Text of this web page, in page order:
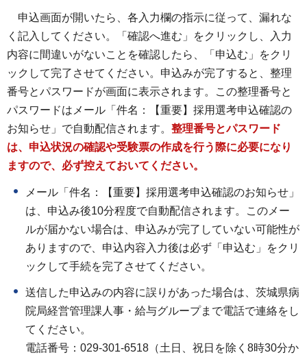
申込画面が開いたら、各入力欄の指示に従って、漏れな
く記入してください。「確認へ進む」をクリックし、入力
内容に間違いがないことを確認したら、「申込む」をクリ
ックして完了させてください。申込みが完了すると、整理
番号とパスワードが画面に表示されます。この整理番号と
パスワードはメール「件名：【重要】採用選考申込確認の
お知らせ」で自動配信されます。 整理番号とパスワード
は、申込状況の確認や受験票の作成を行う際に必要になり
ますので、必ず控えておいてください。
メール「件名：【重要】採用選考申込確認のお知らせ」
は、申込み後10分程度で自動配信されます。このメー
ルが届かない場合は、申込みが完了していない可能性が
ありますので、申込内容入力後は必ず「申込む」をクリ
ックして手続を完了させてください。
送信した申込みの内容に誤りがあった場合は、茨城県病
院局経営管理課人事・給与グループまで電話で連絡をし
てください。
電話番号：029-301-6518（土日、祝日を除く8時30分か